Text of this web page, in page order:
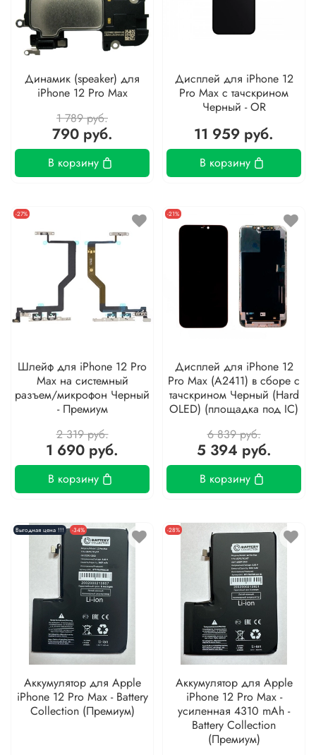
Динамик (speaker) для
iPhone 12 Pro Max
1 789 руб.
790 руб.
В корзину
Дисплей для iPhone 12
Pro Max с тачскрином
Черный - OR
11 959 руб.
В корзину
-27%
Шлейф для iPhone 12 Pro
Max на системный
разъем/микрофон Черный
- Премиум
2 319 руб.
1 690 руб.
В корзину
-21%
Дисплей для iPhone 12
Pro Max (A2411) в сборе с
тачскрином Черный (Hard
OLED) (площадка под IC)
6 839 руб.
5 394 руб.
В корзину
Выгодная цена !!! -34%
Аккумулятор для Apple
iPhone 12 Pro Max - Battery
Collection (Премиум)
-28%
Аккумулятор для Apple
iPhone 12 Pro Max -
усиленная 4310 mAh -
Battery Collection
(Премиум)